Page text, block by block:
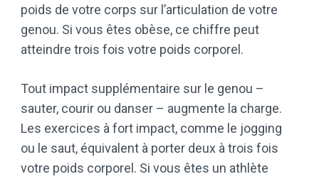
poids de votre corps sur l’articulation de votre
genou. Si vous êtes obèse, ce chiffre peut
atteindre trois fois votre poids corporel.
Tout impact supplémentaire sur le genou –
sauter, courir ou danser – augmente la charge.
Les exercices à fort impact, comme le jogging
ou le saut, équivalent à porter deux à trois fois
votre poids corporel. Si vous êtes un athlète